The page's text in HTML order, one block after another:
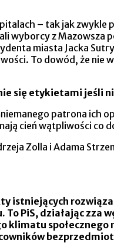
– tak jak
wyborcy z Mazowsza
miasta Jacka
To dowód, że nie
się etykietami jeśli
patrona ich
cień wątpliwości co
Zolla i Adama
istniejących
PiS, działając zza
klimatu